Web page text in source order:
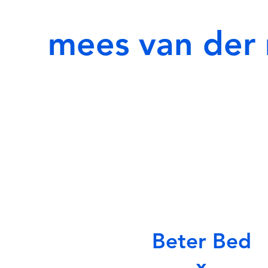
mees van
Beter Bed